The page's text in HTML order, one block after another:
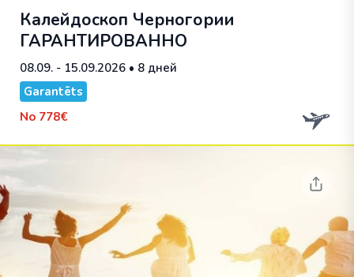
Калейдоскоп Черногории
ГАРАНТИРОВАННО
08.09. - 15.09.2026 • 8 дней
Garantēts
No 778€